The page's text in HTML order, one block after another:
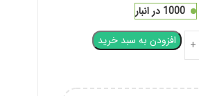
1000 در انبار
افزودن به سبد خرید